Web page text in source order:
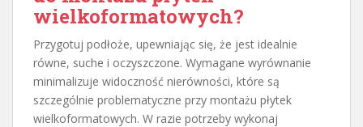
wielkoformatowych?
Przygotuj podłoże, upewniając się, że jest idealnie
równe, suche i oczyszczone. Wymagane wyrównanie
minimalizuje widoczność nierówności, które są
szczególnie problematyczne przy montażu płytek
wielkoformatowych. W razie potrzeby wykonaj